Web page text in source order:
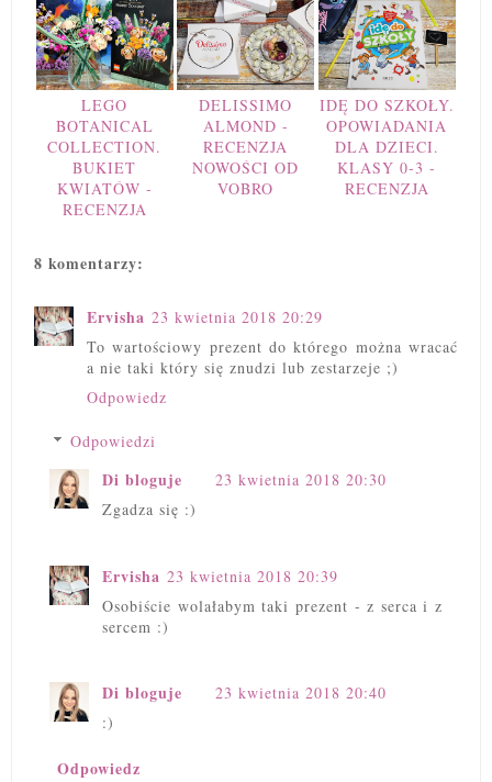
LEGO
BOTANICAL
COLLECTION.
BUKIET
KWIATÓW -
RECENZJA
DELISSIMO
ALMOND -
RECENZJA
NOWOŚCI OD
VOBRO
IDĘ DO SZKOŁY.
OPOWIADANIA
DLA DZIECI.
KLASY 0-3 -
RECENZJA
8 komentarzy:
Ervisha 23 kwietnia 2018 20:29
To wartościowy prezent do którego można wracać
a nie taki który się znudzi lub zestarzeje ;)
Odpowiedz
Odpowiedzi
Di bloguje
23 kwietnia 2018 20:30
Zgadza się :)
Ervisha 23 kwietnia 2018 20:39
Osobiście wolałabym taki prezent - z serca i z
sercem :)
Di bloguje
23 kwietnia 2018 20:40
:)
Odpowiedz